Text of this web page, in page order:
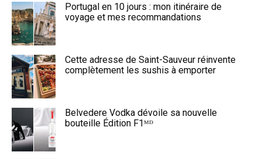
Portugal en 10 jours : mon itinéraire de
voyage et mes recommandations
Cette adresse de Saint-Sauveur réinvente
complètement les sushis à emporter
Belvedere Vodka dévoile sa nouvelle
bouteille Édition F1ᴹᴰ